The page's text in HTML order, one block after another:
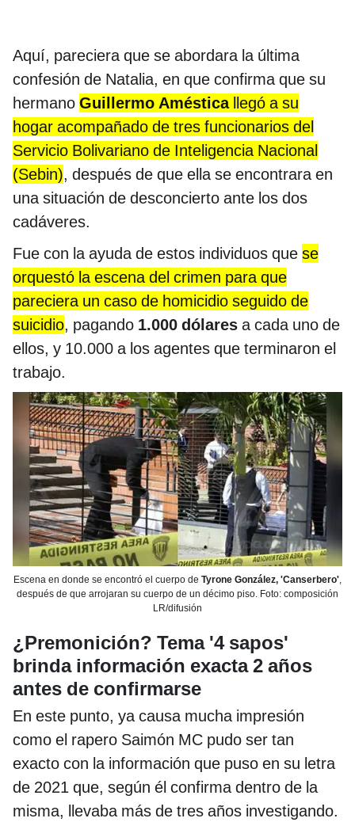
Aquí, pareciera que se abordara la última
confesión de Natalia, en que confirma que su
hermano Guillermo Améstica llegó a su
hogar acompañado de tres funcionarios del
Servicio Bolivariano de Inteligencia Nacional
(Sebin), después de que ella se encontrara en
una situación de desconcierto ante los dos
cadáveres.
Fue con la ayuda de estos individuos que se
orquestó la escena del crimen para que
pareciera un caso de homicidio seguido de
suicidio, pagando 1.000 dólares a cada uno de
ellos, y 10.000 a los agentes que terminaron el
trabajo.
Escena en donde se encontró el cuerpo de Tyrone González, 'Canserbero',
después de que arrojaran su cuerpo de un décimo piso. Foto: composición
LR/difusión
¿Premonición? Tema '4 sapos'
brinda información exacta 2 años
antes de confirmarse
En este punto, ya causa mucha impresión
como el rapero Saimón MC pudo ser tan
exacto con la información que puso en su letra
de 2021 que, según él confirma dentro de la
misma, llevaba más de tres años investigando.